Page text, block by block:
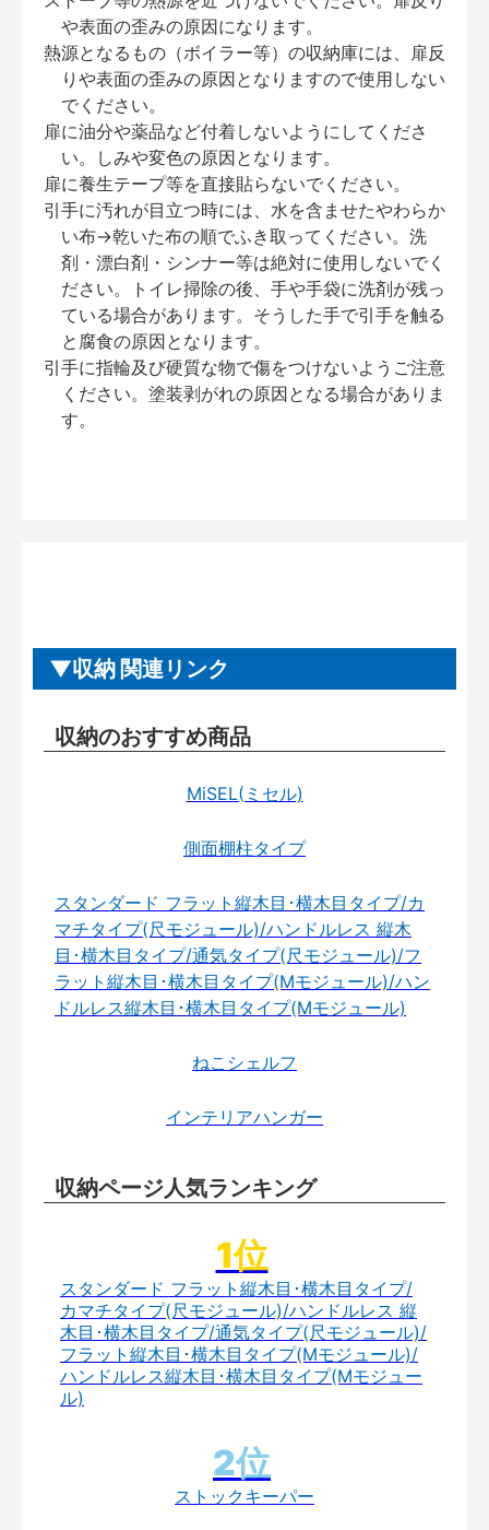
や表面の歪みの原因になります。
熱源となるもの（ボイラー等）の収納庫には、扉反
りや表面の歪みの原因となりますので使用しない
でください。
扉に油分や薬品など付着しないようにしてくださ
い。しみや変色の原因となります。
扉に養生テープ等を直接貼らないでください。
引手に汚れが目立つ時には、水を含ませたやわらか
い布→乾いた布の順でふき取ってください。洗
剤・漂白剤・シンナー等は絶対に使用しないでく
ださい。トイレ掃除の後、手や手袋に洗剤が残っ
ている場合があります。そうした手で引手を触る
と腐食の原因となります。
引手に指輪及び硬質な物で傷をつけないようご注意
ください。塗装剥がれの原因となる場合がありま
す。
収納 関連リンク
収納のおすすめ商品
MiSEL(ミセル)
側面棚柱タイプ
スタンダード フラット縦木目･横木目タイプ/カ
マチタイプ(尺モジュール)/ハンドルレス 縦木
目･横木目タイプ/通気タイプ(尺モジュール)/フ
ラット縦木目･横木目タイプ(Mモジュール)/ハン
ドルレス縦木目･横木目タイプ(Mモジュール)
ねこシェルフ
インテリアハンガー
収納ページ人気ランキング
スタンダード フラット縦木目･横木目タイプ/
カマチタイプ(尺モジュール)/ハンドルレス 縦
木目･横木目タイプ/通気タイプ(尺モジュール)/
フラット縦木目･横木目タイプ(Mモジュール)/
ハンドルレス縦木目･横木目タイプ(Mモジュー
ル)
ストックキーパー